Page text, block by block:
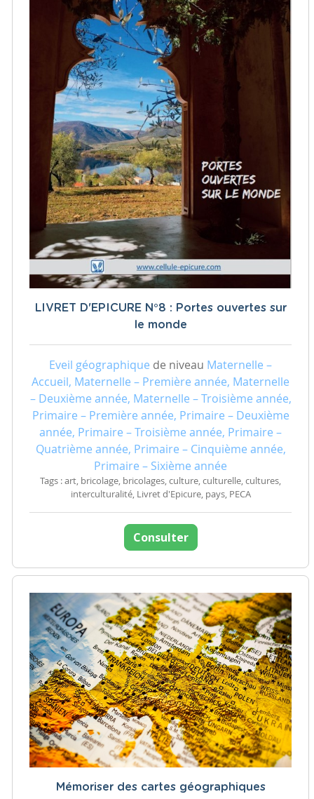
LIVRET D'EPICURE N°8 : Portes ouvertes sur
le monde
Eveil géographique de niveau Maternelle –
Accueil, Maternelle – Première année, Maternelle
– Deuxième année, Maternelle – Troisième année,
Primaire – Première année, Primaire – Deuxième
année, Primaire – Troisième année, Primaire –
Quatrième année, Primaire – Cinquième année,
Primaire – Sixième année
Tags : art, bricolage, bricolages, culture, culturelle, cultures,
interculturalité, Livret d'Epicure, pays, PECA
Consulter
Mémoriser des cartes géographiques